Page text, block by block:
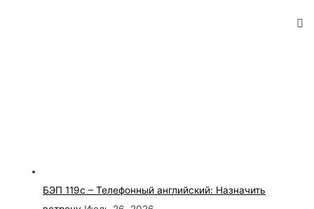
БЭП 119с – Телефонный английский: Назначить